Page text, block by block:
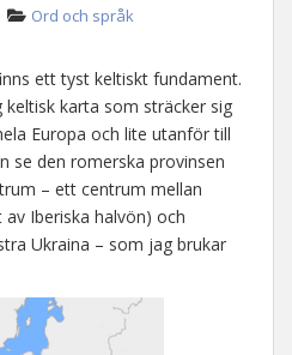
Ord och språk
ett tyst keltiskt fundament.
karta som sträcker sig
Europa och lite utanför till
se den romerska provinsen
– ett centrum mellan
Iberiska halvön) och
Ukraina – som jag brukar